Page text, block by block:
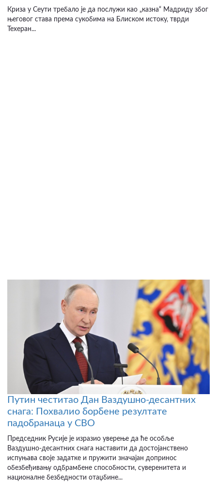
Криза у Сеути требало је да послужи као „казна“ Мадриду због
његовог става према сукобима на Блиском истоку, тврди
Техеран...
Путин честитао Дан Ваздушно-десантних
снага: Похвалио борбене резултате
падобранаца у СВО
Председник Русије је изразио уверење да ће особље
Ваздушно-десантних снага наставити да достојанствено
испуњава своје задатке и пружити значајан допринос
обезбеђивању одбрамбене способности, суверенитета и
националне безбедности отаџбине...